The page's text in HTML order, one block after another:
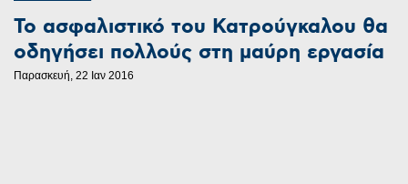
Το ασφαλιστικό του Κατρούγκαλου θα
οδηγήσει πολλούς στη μαύρη εργασία
Παρασκευή, 22 Ιαν 2016